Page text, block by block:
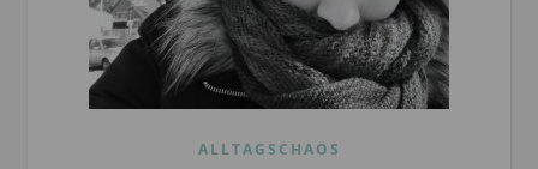
ALLTAGSCHAOS